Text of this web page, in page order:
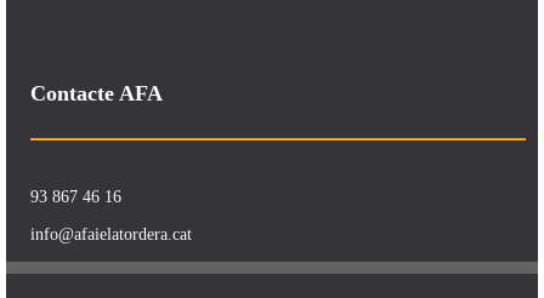
Contacte AFA
93 867 46 16
info@afaielatordera.cat